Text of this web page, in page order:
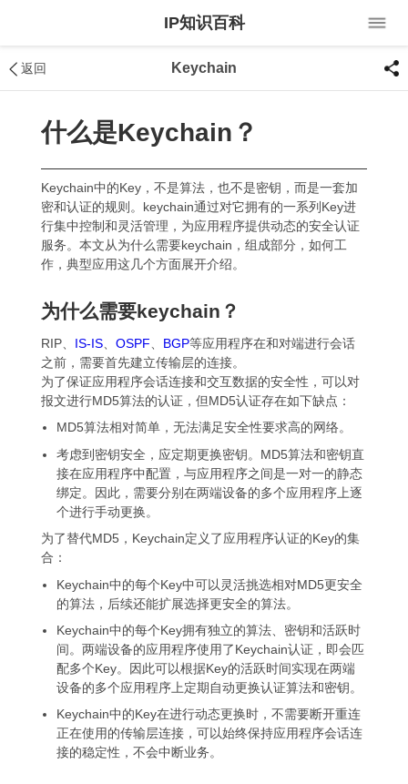
IP知识百科
返回 Keychain
什么是Keychain？
Keychain中的Key，不是算法，也不是密钥，而是一套加
密和认证的规则。keychain通过对它拥有的一系列Key进
行集中控制和灵活管理，为应用程序提供动态的安全认证
服务。本文从为什么需要keychain，组成部分，如何工
作，典型应用这几个方面展开介绍。
为什么需要keychain？
RIP、 IS-IS OSPF BGP等应用程序在和对端进行会话
之前，需要首先建立传输层的连接。
为了保证应用程序会话连接和交互数据的安全性，可以对
报文进行MD5算法的认证，但MD5认证存在如下缺点：
MD5算法相对简单，无法满足安全性要求高的网络。
考虑到密钥安全，应定期更换密钥。MD5算法和密钥直
接在应用程序中配置，与应用程序之间是一对一的静态
绑定。因此，需要分别在两端设备的多个应用程序上逐
个进行手动更换。
为了替代MD5，Keychain定义了应用程序认证的Key的集
合：
Keychain中的每个Key中可以灵活挑选相对MD5更安全
的算法，后续还能扩展选择更安全的算法。
Keychain中的每个Key拥有独立的算法、密钥和活跃时
间。两端设备的应用程序使用了Keychain认证，即会匹
配多个Key。因此可以根据Key的活跃时间实现在两端
设备的多个应用程序上定期自动更换认证算法和密钥。
Keychain中的Key在进行动态更换时，不需要断开重连
正在使用的传输层连接，可以始终保持应用程序会话连
接的稳定性，不会中断业务。